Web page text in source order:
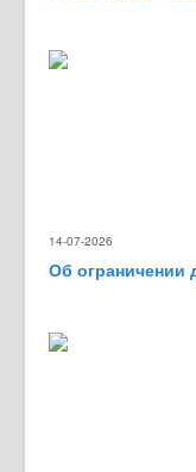
14-07-2026
Об ограничении